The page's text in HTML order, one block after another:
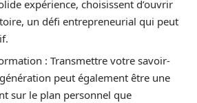
expérience, choisissent d’ouvrir
un défi entrepreneurial qui peut
: Transmettre votre savoir-
peut également être une
sur le plan personnel que